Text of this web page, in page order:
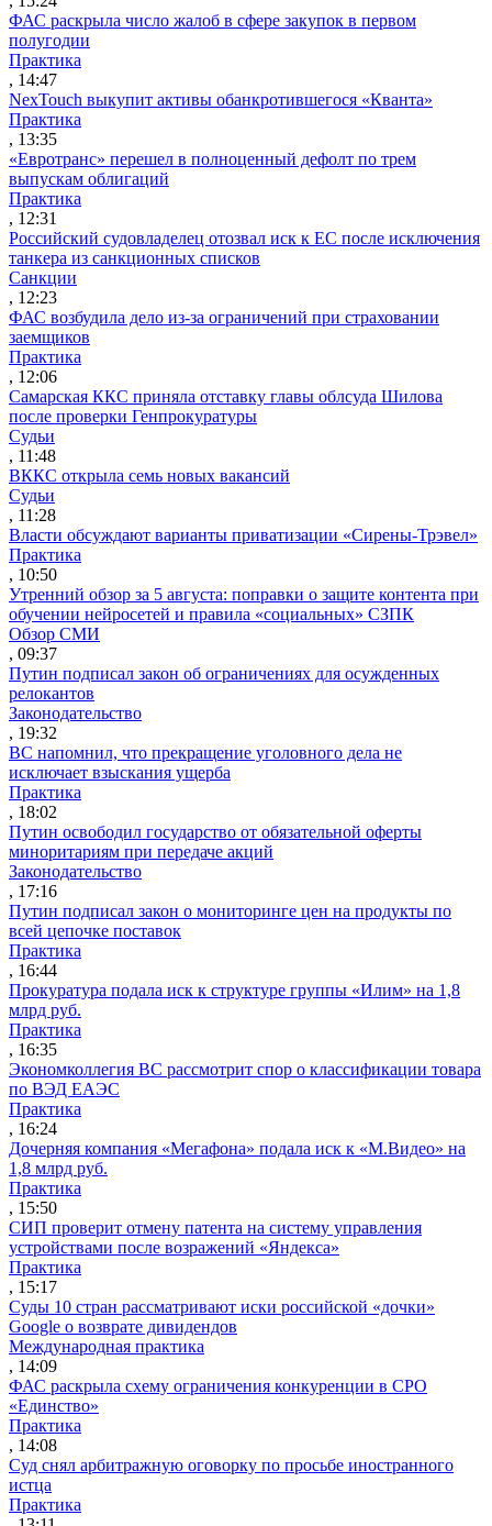
ФАС раскрыла число жалоб в сфере закупок в первом
полугодии
Практика
, 14:47
NexTouch выкупит активы обанкротившегося «Кванта»
Практика
, 13:35
«Евротранс» перешел в полноценный дефолт по трем
выпускам облигаций
Практика
, 12:31
Российский судовладелец отозвал иск к ЕС после исключения
танкера из санкционных списков
Санкции
, 12:23
ФАС возбудила дело из-за ограничений при страховании
заемщиков
Практика
, 12:06
Самарская ККС приняла отставку главы облсуда Шилова
после проверки Генпрокуратуры
Судьи
, 11:48
ВККС открыла семь новых вакансий
Судьи
, 11:28
Власти обсуждают варианты приватизации «Сирены-Трэвел»
Практика
, 10:50
Утренний обзор за 5 августа: поправки о защите контента при
обучении нейросетей и правила «социальных» СЗПК
Обзор СМИ
, 09:37
Путин подписал закон об ограничениях для осужденных
релокантов
Законодательство
, 19:32
ВС напомнил, что прекращение уголовного дела не
исключает взыскания ущерба
Практика
, 18:02
Путин освободил государство от обязательной оферты
миноритариям при передаче акций
Законодательство
, 17:16
Путин подписал закон о мониторинге цен на продукты по
всей цепочке поставок
Практика
, 16:44
Прокуратура подала иск к структуре группы «Илим» на 1,8
млрд руб.
Практика
, 16:35
Экономколлегия ВС рассмотрит спор о классификации товара
по ВЭД ЕАЭС
Практика
, 16:24
Дочерняя компания «Мегафона» подала иск к «М.Видео» на
1,8 млрд руб.
Практика
, 15:50
СИП проверит отмену патента на систему управления
устройствами после возражений «Яндекса»
Практика
, 15:17
Суды 10 стран рассматривают иски российской «дочки»
Google о возврате дивидендов
Международная практика
, 14:09
ФАС раскрыла схему ограничения конкуренции в СРО
«Единство»
Практика
, 14:08
Суд снял арбитражную оговорку по просьбе иностранного
истца
Практика